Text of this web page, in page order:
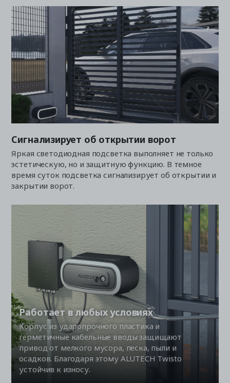
Сигнализирует об открытии ворот
Яркая светодиодная подсветка выполняет не только
эстетическую, но и защитную функцию. В темное
время суток подсветка сигнализирует об открытии и
закрытии ворот.
Работает в любых условиях
Корпус из ударопрочного пластика и
герметичные кабельные вводы защищают
привод от мелкого мусора, песка, пыли и
осадков. Благодаря этому ALUTECH Twisto
устойчив к износу.